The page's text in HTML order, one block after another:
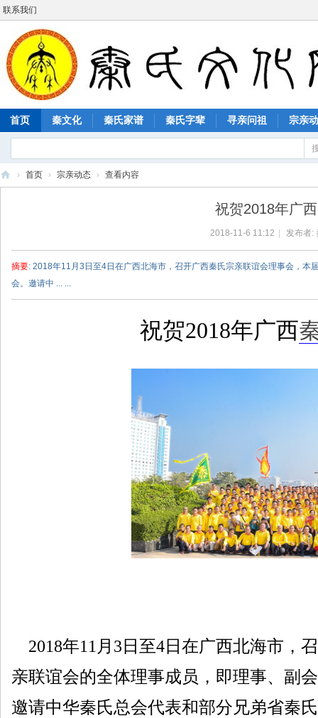
联系我们
首页 秦文化 秦氏家谱 秦氏字辈 寻亲问祖 宗亲
› 首页 › 宗亲动态 › 查看内容
祝贺2018年广
2018-11-6 11:12 发布者:
摘要: 2018年11月3日至4日在广西北海市，召开广西秦氏宗亲联谊会理事会，
会。邀请中 ... ...
祝贺2018年广西
2018年11月3日至4日在广西北海市，
亲联谊会的全体理事成员，即理事、副
邀请中华秦氏总会代表和部分兄弟省秦